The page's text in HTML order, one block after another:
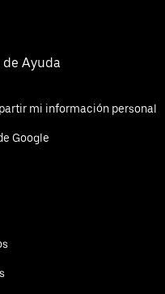
Ayuda
mi información personal
Google